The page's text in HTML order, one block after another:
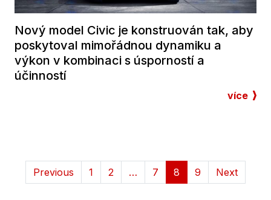
Nový model Civic je konstruován tak, aby
poskytoval mimořádnou dynamiku a
výkon v kombinaci s úsporností a
účinností
více
Previous 1 2 … 7 8 9 Next